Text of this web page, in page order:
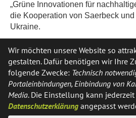
„Grüne Innovationen für
die Kooperation von Saerbeck und
Ukraine.
Der öffentliche Teil der Sitzung des
Umwelt und Klimaausschusses,
steht für Zuhörerinnen und Zuhörer
beginnt am Mittwoch, 8. Juli, um 18
Ortstermin am Teigelkamp und wird
Tagesordnungspunkt drei im
Straße 12, fortgesetzt. Die
Wir möchten unsere Website so
gestalten. Dafür benötigen wir Ihre
folgende Zwecke: Technisch
Portaleinbindungen, Einbindung von
Media. Die Einstellung kann
Datenschutzerklärung angepasst